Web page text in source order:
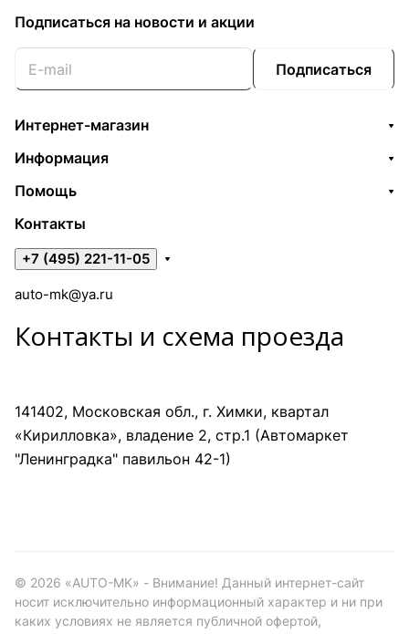
Подписаться на новости и акции
Подписаться
Интернет-магазин
Информация
Помощь
Контакты
+7 (495) 221-11-05
auto-mk@ya.ru
Контакты и схема проезда
141402, Московская обл., г. Химки, квартал
«Кирилловка», владение 2, стр.1 (Автомаркет
"Ленинградка" павильон 42-1)
© 2026 «AUTO-MK» - Внимание! Данный интернет-сайт
носит исключительно информационный характер и ни при
каких условиях не является публичной офертой,